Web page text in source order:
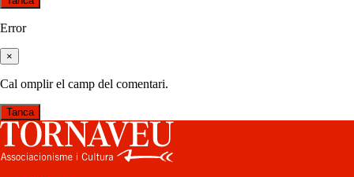
Error
×
Cal omplir el camp del comentari.
Tanca